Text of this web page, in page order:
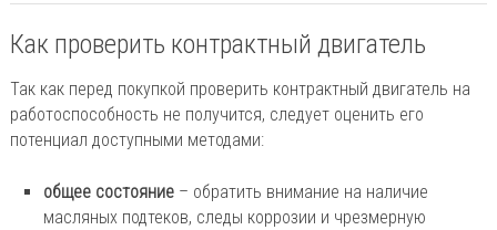
Как проверить контрактный двигатель
Так как перед покупкой проверить контрактный двигатель на
работоспособность не получится, следует оценить его
потенциал доступными методами:
общее состояние – обратить внимание на наличие
масляных подтеков, следы коррозии и чрезмерную